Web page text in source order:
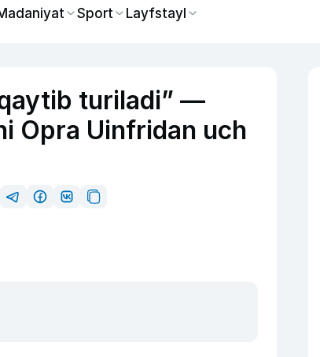
Sport Layfstayl
turiladi” —
Opra Uinfridan uch